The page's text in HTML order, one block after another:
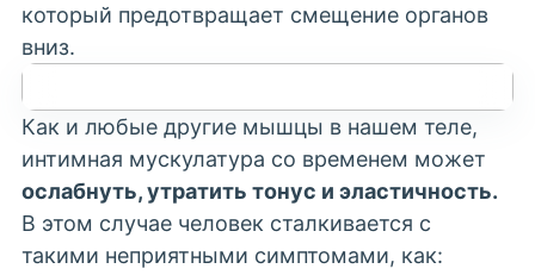
который предотвращает смещение органов
вниз.
Как и любые другие мышцы в нашем теле,
интимная мускулатура со временем может
ослабнуть, утратить тонус и эластичность.
В этом случае человек сталкивается с
такими неприятными симптомами, как: